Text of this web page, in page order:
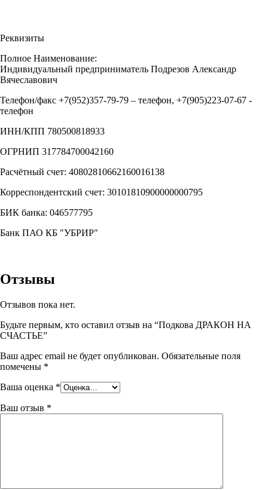
Реквизиты
Полное Наименование:
Индивидуальный предприниматель Подрезов Александр
Вячеславович
Телефон/факс +7(952)357-79-79 – телефон, +7(905)223-07-67 -
телефон
ИНН/КПП 780500818933
ОГРНИП 317784700042160
Расчётный счет: 40802810662160016138
Корреспондентский счет: 30101810900000000795
БИК банка: 046577795
Банк ПАО КБ "УБРИР"
Отзывы
Отзывов пока нет.
Будьте первым, кто оставил отзыв на “Подкова ДРАКОН НА
СЧАСТЬЕ”
Ваш адрес email не будет опубликован. Обязательные поля
помечены *
Ваша оценка *
Ваш отзыв *